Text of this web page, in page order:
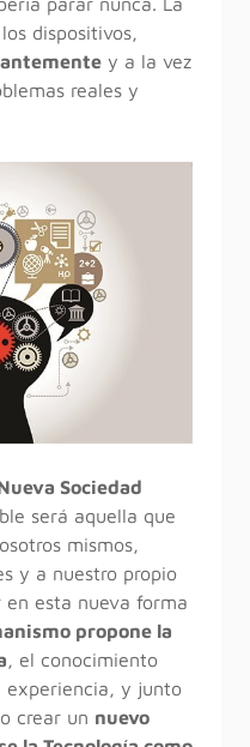
dispositivos,
y a la vez
reales y
Sociedad
será aquella que
mismos,
y a nuestro propio
esta nueva forma
propone la
, el conocimiento
experiencia, y junto
crear un nuevo